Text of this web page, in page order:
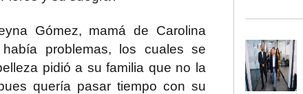
Gómez, mamá de Carolina
problemas, los cuales se
pidió a su familia que no la
quería pasar tiempo con su